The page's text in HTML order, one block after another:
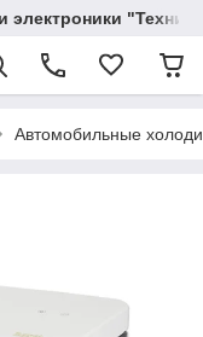
электроники
Автомобильные